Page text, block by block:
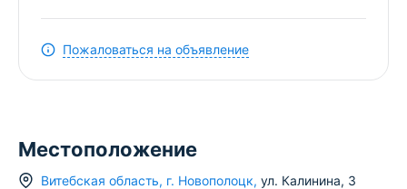
Пожаловаться на объявление
Местоположение
Витебская область, г. Новополоцк, ул. Калинина, 3